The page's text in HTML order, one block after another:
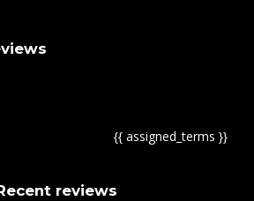
{{ assigned_terms }}
reviews